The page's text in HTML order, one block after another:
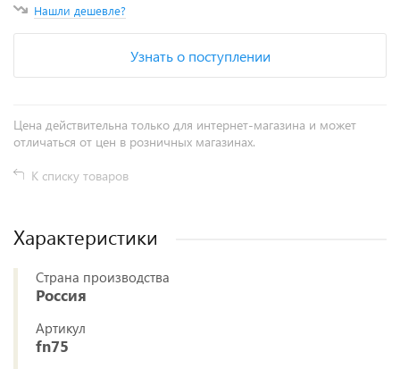
Нашли дешевле?
Узнать о поступлении
Цена действительна только для интернет-магазина и может
отличаться от цен в розничных магазинах.
К списку товаров
Характеристики
Страна производства
Россия
Артикул
fn75